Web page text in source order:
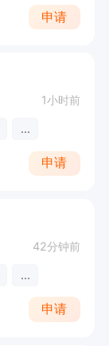
申请
1小时前
...
申请
42分钟前
...
申请